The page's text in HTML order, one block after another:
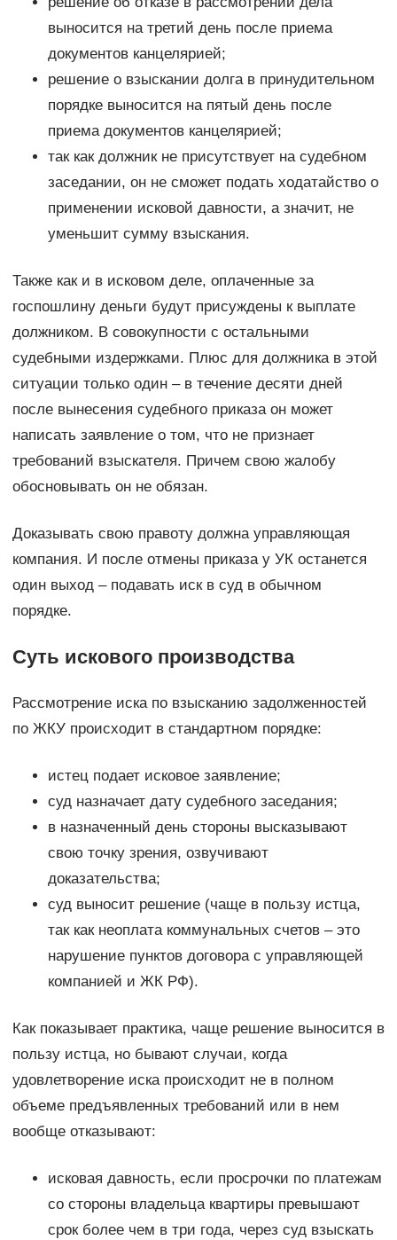
выносится на третий день после приема
документов канцелярией;
решение о взыскании долга в принудительном
порядке выносится на пятый день после
приема документов канцелярией;
так как должник не присутствует на судебном
заседании, он не сможет подать ходатайство о
применении исковой давности, а значит, не
уменьшит сумму взыскания.
Также как и в исковом деле, оплаченные за
госпошлину деньги будут присуждены к выплате
должником. В совокупности с остальными
судебными издержками. Плюс для должника в этой
ситуации только один – в течение десяти дней
после вынесения судебного приказа он может
написать заявление о том, что не признает
требований взыскателя. Причем свою жалобу
обосновывать он не обязан.
Доказывать свою правоту должна управляющая
компания. И после отмены приказа у УК останется
один выход – подавать иск в суд в обычном
порядке.
Суть искового производства
Рассмотрение иска по взысканию задолженностей
по ЖКУ происходит в стандартном порядке:
истец подает исковое заявление;
суд назначает дату судебного заседания;
в назначенный день стороны высказывают
свою точку зрения, озвучивают
доказательства;
суд выносит решение (чаще в пользу истца,
так как неоплата коммунальных счетов – это
нарушение пунктов договора с управляющей
компанией и ЖК РФ).
Как показывает практика, чаще решение выносится в
пользу истца, но бывают случаи, когда
удовлетворение иска происходит не в полном
объеме предъявленных требований или в нем
вообще отказывают:
исковая давность, если просрочки по платежам
со стороны владельца квартиры превышают
срок более чем в три года, через суд взыскать